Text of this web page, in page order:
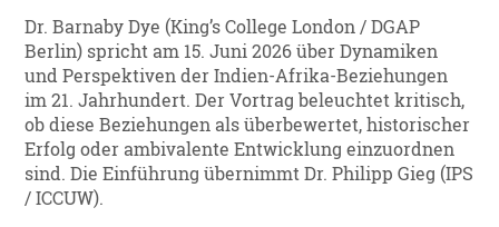
Dr. Barnaby Dye (King’s College London / DGAP
Berlin) spricht am 15. Juni 2026 über Dynamiken
und Perspektiven der Indien-Afrika-Beziehungen
im 21. Jahrhundert. Der Vortrag beleuchtet kritisch,
ob diese Beziehungen als überbewertet, historischer
Erfolg oder ambivalente Entwicklung einzuordnen
sind. Die Einführung übernimmt Dr. Philipp Gieg (IPS
/ ICCUW).